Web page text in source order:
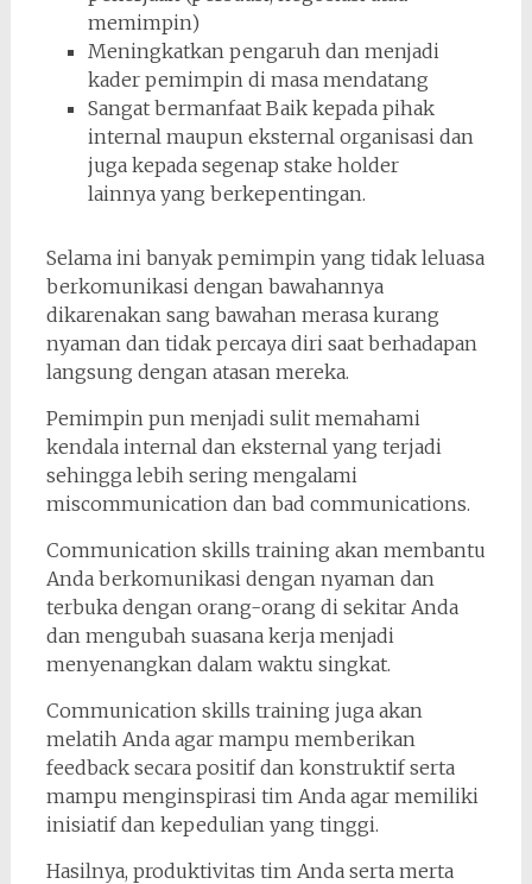
memimpin)
Meningkatkan pengaruh dan menjadi
kader pemimpin di masa mendatang
Sangat bermanfaat Baik kepada pihak
internal maupun eksternal organisasi dan
juga kepada segenap stake holder
lainnya yang berkepentingan.
Selama ini banyak pemimpin yang tidak leluasa
berkomunikasi dengan bawahannya
dikarenakan sang bawahan merasa kurang
nyaman dan tidak percaya diri saat berhadapan
langsung dengan atasan mereka.
Pemimpin pun menjadi sulit memahami
kendala internal dan eksternal yang terjadi
sehingga lebih sering mengalami
miscommunication dan bad communications.
Communication skills training akan membantu
Anda berkomunikasi dengan nyaman dan
terbuka dengan orang-orang di sekitar Anda
dan mengubah suasana kerja menjadi
menyenangkan dalam waktu singkat.
Communication skills training juga akan
melatih Anda agar mampu memberikan
feedback secara positif dan konstruktif serta
mampu menginspirasi tim Anda agar memiliki
inisiatif dan kepedulian yang tinggi.
Hasilnya, produktivitas tim Anda serta merta